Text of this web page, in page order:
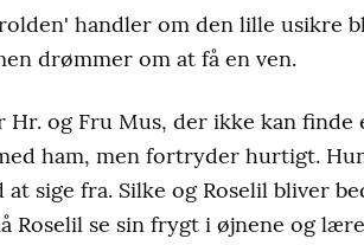
handler om den lille usikre
drømmer om at få en ven.
Hr. og Fru Mus, der ikke kan
ham, men fortryder hurtigt.
sige fra. Silke og Roselil bliver
Roselil se sin frygt i øjnene og